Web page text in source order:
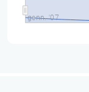
genn. '07